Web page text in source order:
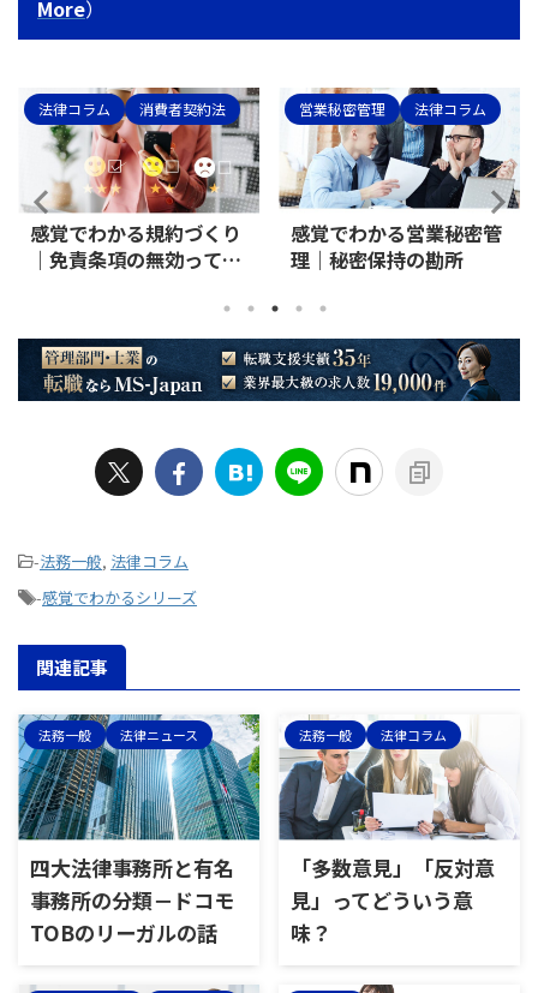
More）
法律コラム 消費者契約法
感覚でわかる規約づくり
｜免責条項の無効って結
営業秘密管理 法律コラム
感覚でわかる営業秘密管
理｜秘密保持の勘所
-法務一般, 法律コラム
-感覚でわかるシリーズ
関連記事
法務一般 法律ニュース
四大法律事務所と有名
事務所の分類－ドコモ
TOBのリーガルの話
法務一般 法律コラム
「多数意見」「反対意
見」ってどういう意
味？